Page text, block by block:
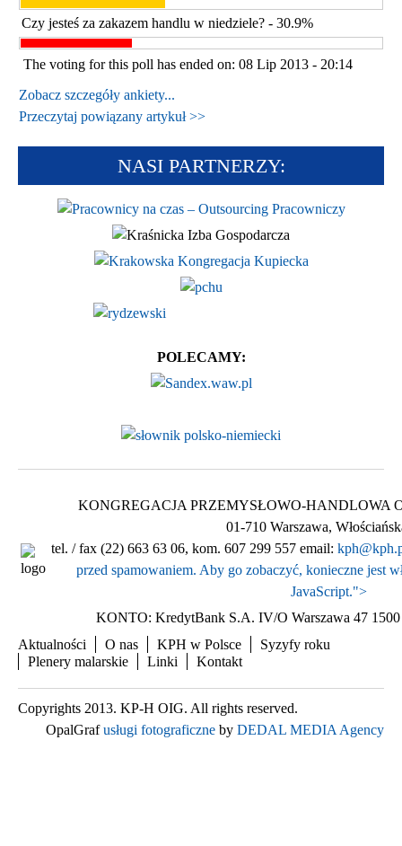
Czy jesteś za zakazem handlu w niedziele? - 30.9%
The voting for this poll has ended on: 08 Lip 2013 - 20:14
Zobacz szczegóły ankiety...
Przeczytaj powiązany artykuł >>
NASI PARTNERZY:
POLECAMY:
KONGREGACJA PRZEMYSŁOWO-HANDLOWA
01-710 Warszawa,
tel. / fax (22) 663 63 06, kom. 607 299 557 email:
przed spamowaniem. Aby go zobaczyć, konieczne jest
JavaScript.">
KONTO: KredytBank S.A. IV/O Warszawa 47 1500
Aktualności
O nas KPH w Polsce
Syzyfy roku
Plenery malarskie
Linki Kontakt
Copyrights 2013. KP-H OIG. All rights reserved.
OpalGrafusługi fotograficzne by DEDAL MEDIA Agency